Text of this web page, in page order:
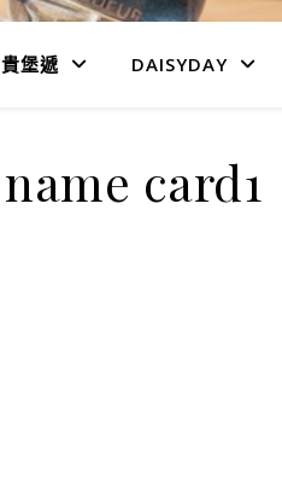
貴堡遞 DAISYDAY
name card1